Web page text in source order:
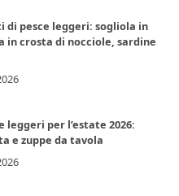
di pesce leggeri: sogliola in
in crosta di nocciole, sardine
leggeri per l’estate 2026:
e zuppe da tavola